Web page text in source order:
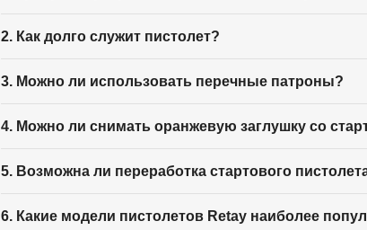
2. Как долго служит пистолет?
3. Можно ли использовать перечные патроны?
4. Можно ли снимать оранжевую заглушку со
5. Возможна ли переработка стартового
6. Какие модели пистолетов Retay наиболее